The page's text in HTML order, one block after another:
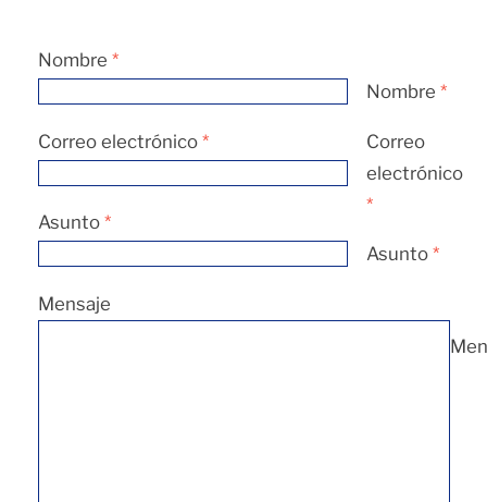
Nombre *
Nombre *
Correo electrónico *
Correo
electrónico
*
Asunto *
Asunto *
Mensaje